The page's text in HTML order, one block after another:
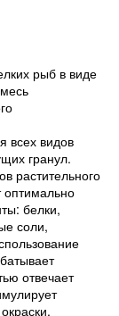
рыб в виде
всех видов
гранул.
растительного
оптимально
белки,
соли,
отвечает